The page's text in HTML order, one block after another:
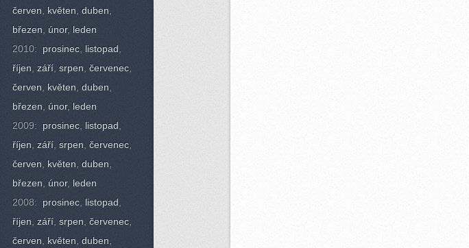
červen, květen,duben,
březen,únor, leden
2010:prosinec, listopad,
říjen,září,srpen,červenec,
červen, květen,duben,
březen,únor, leden
2009:prosinec, listopad,
říjen,září,srpen,červenec,
červen, květen,duben,
březen,únor, leden
2008:prosinec, listopad,
říjen,září,srpen,červenec,
červen, květen,duben,